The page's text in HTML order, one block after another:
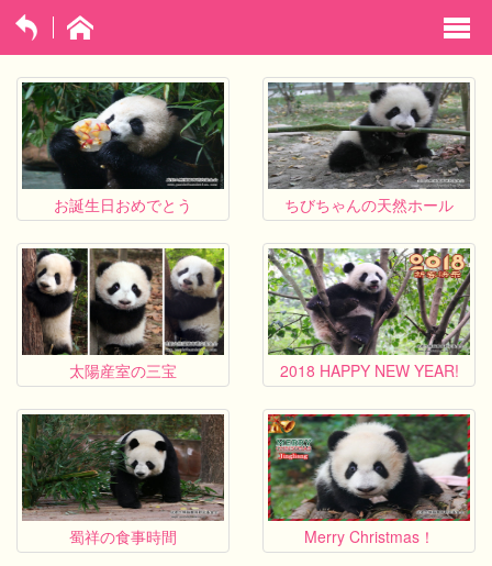
お誕生日おめでとう ちびちゃんの天然ホール
太陽産室の三宝 2018 HAPPY NEW YEAR!
蜀祥の食事時間 Merry Christmas！